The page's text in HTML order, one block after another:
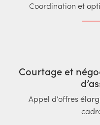
Coordination et
Courtage et
Appel d’offres